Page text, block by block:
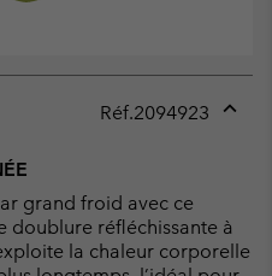
Réf.2094923
grand froid avec ce
doublure réfléchissante à
la chaleur corporelle